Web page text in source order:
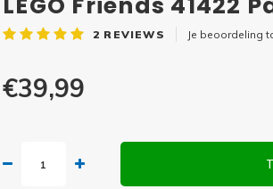
2 REVIEWS Je beoordeling
€39,99